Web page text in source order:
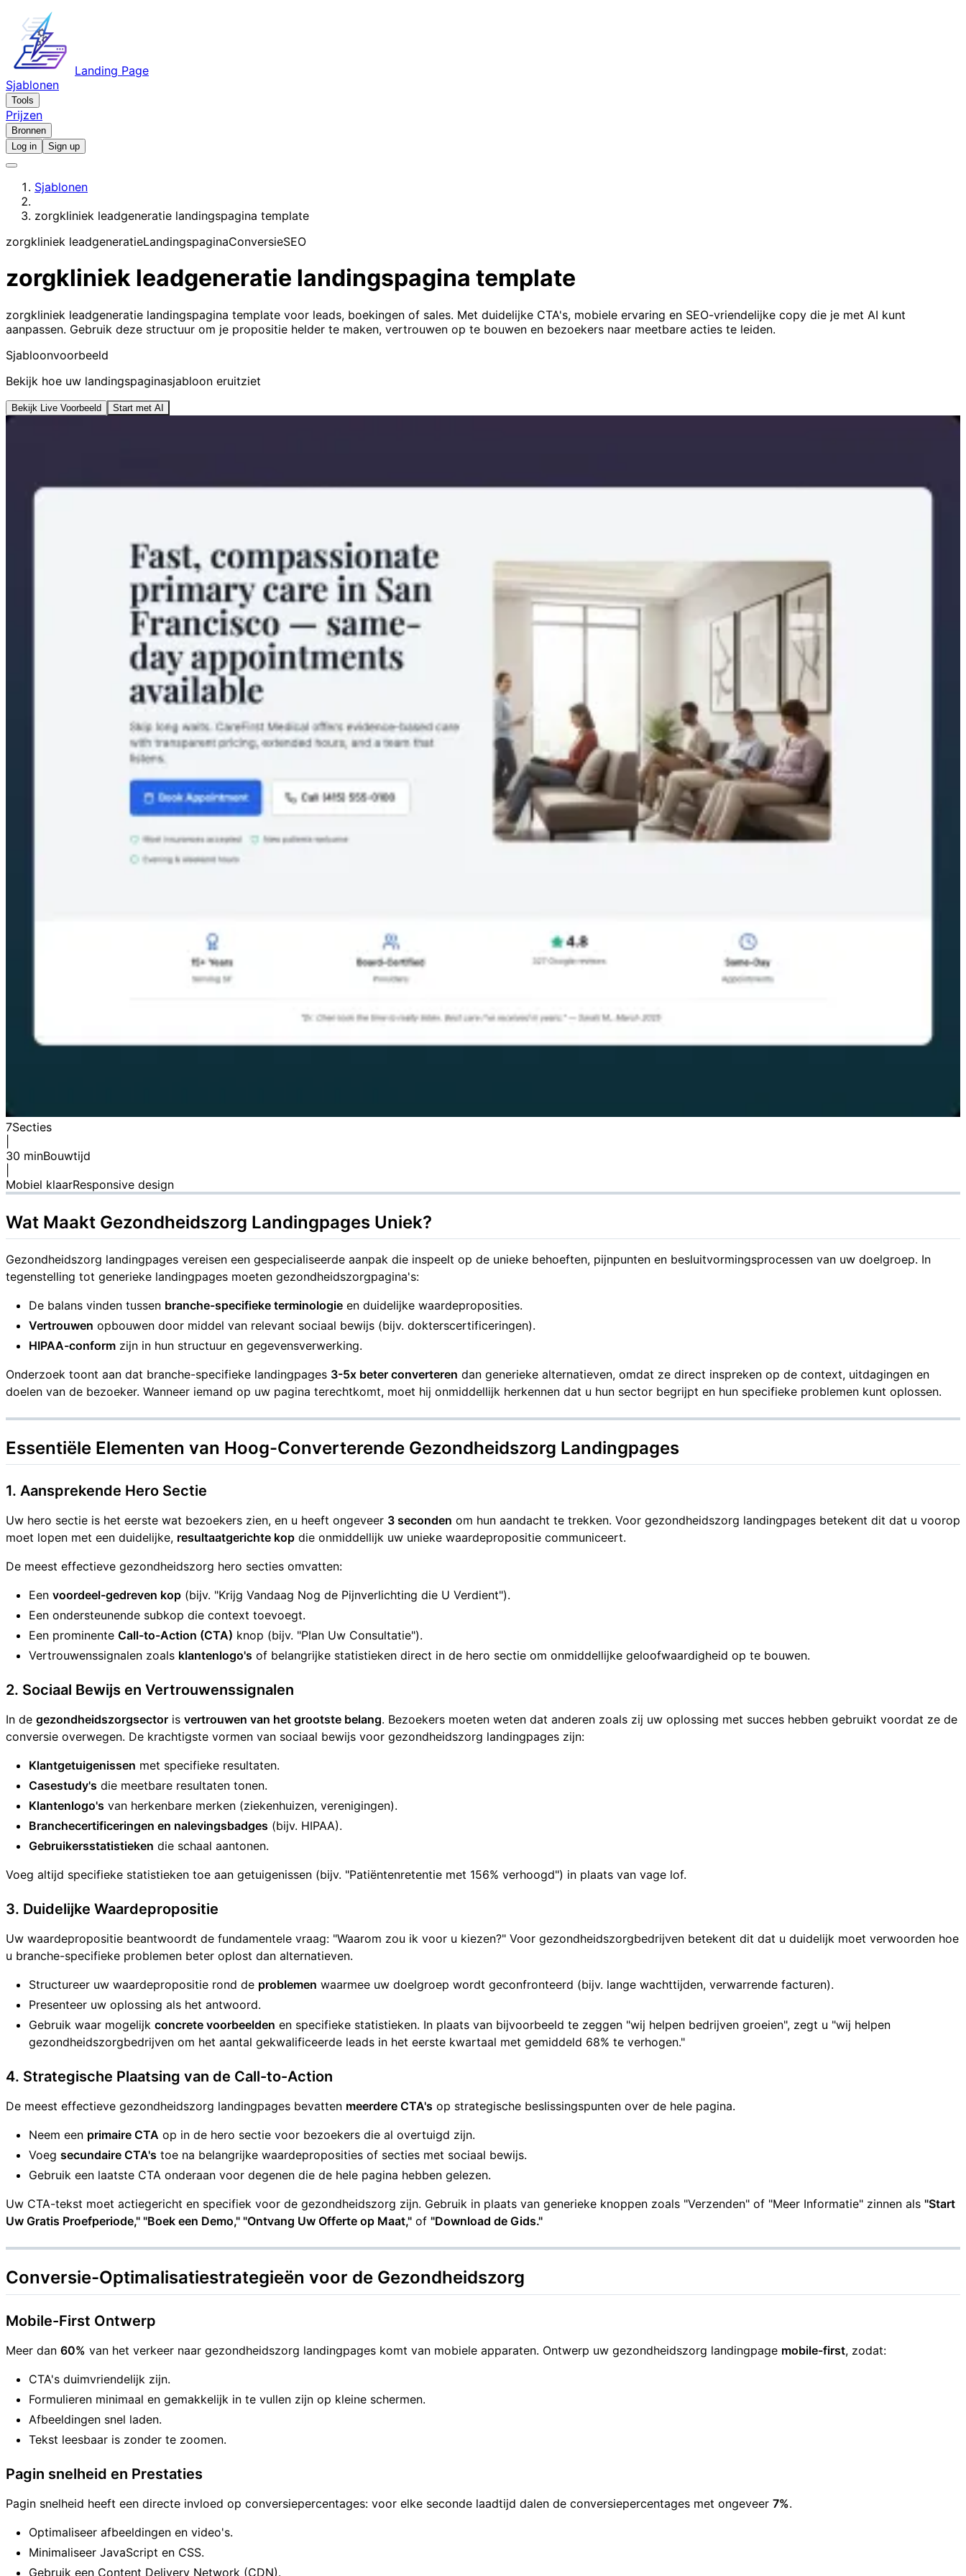
Landing Page
Sjablonen
Tools
Prijzen
Bronnen
Log in
Sign up
Sjablonen
zorgkliniek leadgeneratie landingspagina template
zorgkliniek leadgeneratieLandingspaginaConversieSEO
zorgkliniek leadgeneratie landingspagina template
zorgkliniek leadgeneratie landingspagina template voor leads, boekingen of sales. Met duidelijke CTA's, mobiele ervaring en SEO-vriendelijke copy die je met AI kunt
aanpassen. Gebruik deze structuur om je propositie helder te maken, vertrouwen op te bouwen en bezoekers naar meetbare acties te leiden.
Sjabloonvoorbeeld
Bekijk hoe uw landingspaginasjabloon eruitziet
Bekijk Live Voorbeeld Start met AI
7Secties
30 minBouwtijd
Mobiel klaarResponsive design
Wat Maakt Gezondheidszorg Landingpages Uniek?
Gezondheidszorg landingpages vereisen een gespecialiseerde aanpak die inspeelt op de unieke behoeften, pijnpunten en besluitvormingsprocessen van uw doelgroep. In
tegenstelling tot generieke landingpages moeten gezondheidszorgpagina's:
De balans vinden tussen branche-specifieke terminologie en duidelijke waardeproposities.
Vertrouwen opbouwen door middel van relevant sociaal bewijs (bijv. dokterscertificeringen).
HIPAA-conform zijn in hun structuur en gegevensverwerking.
Onderzoek toont aan dat branche-specifieke landingpages 3-5x beter converteren dan generieke alternatieven, omdat ze direct inspreken op de context, uitdagingen en
doelen van de bezoeker. Wanneer iemand op uw pagina terechtkomt, moet hij onmiddellijk herkennen dat u hun sector begrijpt en hun specifieke problemen kunt oplossen.
Essentiële Elementen van Hoog-Converterende Gezondheidszorg Landingpages
1. Aansprekende Hero Sectie
Uw hero sectie is het eerste wat bezoekers zien, en u heeft ongeveer 3 seconden om hun aandacht te trekken. Voor gezondheidszorg landingpages betekent dit dat u voorop
moet lopen met een duidelijke, resultaatgerichte kop die onmiddellijk uw unieke waardepropositie communiceert.
De meest effectieve gezondheidszorg hero secties omvatten:
Een voordeel-gedreven kop (bijv. "Krijg Vandaag Nog de Pijnverlichting die U Verdient").
Een ondersteunende subkop die context toevoegt.
Een prominente Call-to-Action (CTA) knop (bijv. "Plan Uw Consultatie").
Vertrouwenssignalen zoals klantenlogo's of belangrijke statistieken direct in de hero sectie om onmiddellijke geloofwaardigheid op te bouwen.
2. Sociaal Bewijs en Vertrouwenssignalen
In de gezondheidszorgsector is vertrouwen van het grootste belang. Bezoekers moeten weten dat anderen zoals zij uw oplossing met succes hebben gebruikt voordat ze de
conversie overwegen. De krachtigste vormen van sociaal bewijs voor gezondheidszorg landingpages zijn:
Klantgetuigenissen met specifieke resultaten.
Casestudy's die meetbare resultaten tonen.
Klantenlogo's van herkenbare merken (ziekenhuizen, verenigingen).
Branchecertificeringen en nalevingsbadges (bijv. HIPAA).
Gebruikersstatistieken die schaal aantonen.
Voeg altijd specifieke statistieken toe aan getuigenissen (bijv. "Patiëntenretentie met 156% verhoogd") in plaats van vage lof.
3. Duidelijke Waardepropositie
Uw waardepropositie beantwoordt de fundamentele vraag: "Waarom zou ik voor u kiezen?" Voor gezondheidszorgbedrijven betekent dit dat u duidelijk moet verwoorden hoe
u branche-specifieke problemen beter oplost dan alternatieven.
Structureer uw waardepropositie rond de problemen waarmee uw doelgroep wordt geconfronteerd (bijv. lange wachttijden, verwarrende facturen).
Presenteer uw oplossing als het antwoord.
Gebruik waar mogelijk concrete voorbeelden en specifieke statistieken. In plaats van bijvoorbeeld te zeggen "wij helpen bedrijven groeien", zegt u "wij helpen
gezondheidszorgbedrijven om het aantal gekwalificeerde leads in het eerste kwartaal met gemiddeld 68% te verhogen."
4. Strategische Plaatsing van de Call-to-Action
De meest effectieve gezondheidszorg landingpages bevatten meerdere CTA's op strategische beslissingspunten over de hele pagina.
Neem een primaire CTA op in de hero sectie voor bezoekers die al overtuigd zijn.
Voeg secundaire CTA's toe na belangrijke waardeproposities of secties met sociaal bewijs.
Gebruik een laatste CTA onderaan voor degenen die de hele pagina hebben gelezen.
Uw CTA-tekst moet actiegericht en specifiek voor de gezondheidszorg zijn. Gebruik in plaats van generieke knoppen zoals "Verzenden" of "Meer Informatie" zinnen als "Start
Uw Gratis Proefperiode," "Boek een Demo," "Ontvang Uw Offerte op Maat," of "Download de Gids."
Conversie-Optimalisatiestrategieën voor de Gezondheidszorg
Mobile-First Ontwerp
Meer dan 60% van het verkeer naar gezondheidszorg landingpages komt van mobiele apparaten. Ontwerp uw gezondheidszorg landingpage mobile-first, zodat:
CTA's duimvriendelijk zijn.
Formulieren minimaal en gemakkelijk in te vullen zijn op kleine schermen.
Afbeeldingen snel laden.
Tekst leesbaar is zonder te zoomen.
Pagin snelheid en Prestaties
Pagin snelheid heeft een directe invloed op conversiepercentages: voor elke seconde laadtijd dalen de conversiepercentages met ongeveer 7%.
Optimaliseer afbeeldingen en video's.
Minimaliseer JavaScript en CSS.
Gebruik een Content Delivery Network (CDN).